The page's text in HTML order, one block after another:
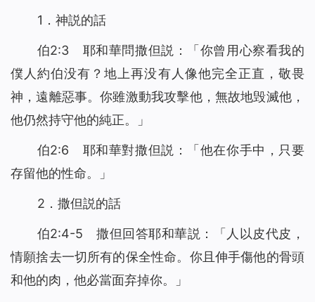
1．神説的話
伯2:3 耶和華問撒但説：「你曾用心察看我的
僕人約伯没有？地上再没有人像他完全正直，敬畏
神，遠離惡事。你雖激動我攻擊他，無故地毁滅他，
他仍然持守他的純正。」
伯2:6 耶和華對撒但説：「他在你手中，只要
存留他的性命。」
2．撒但説的話
伯2:4-5 撒但回答耶和華説：「人以皮代皮，
情願捨去一切所有的保全性命。你且伸手傷他的骨頭
和他的肉，他必當面弃掉你。」